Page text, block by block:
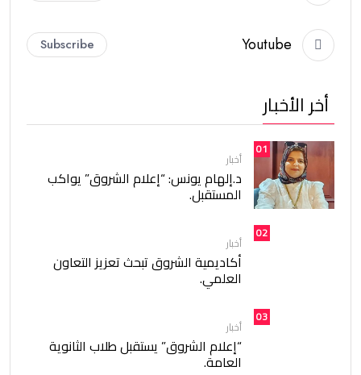
Youtube
Subscribe
أخر الأخبار
01
أخبار
د.إلهام يونس: “إعلام الشروق” يواكب
المستقبل.
02
أخبار
أكاديمية الشروق تبحث تعزيز التعاون
العلمي.
03
أخبار
“إعلام الشروق” يستقبل طلاب الثانوية
العامة.